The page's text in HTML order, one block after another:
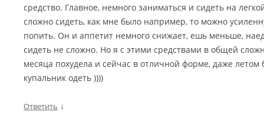
средство. Главное, немного заниматься и сидеть на
сложно сидеть, как мне было например, то можно
попить. Он и аппетит немного снижает, ешь меньше,
сидеть не сложно. Но я с этими средствами в общей
месяца похудела и сейчас в отличной форме, даже летом
купальник одеть ))))
Ответить ↓